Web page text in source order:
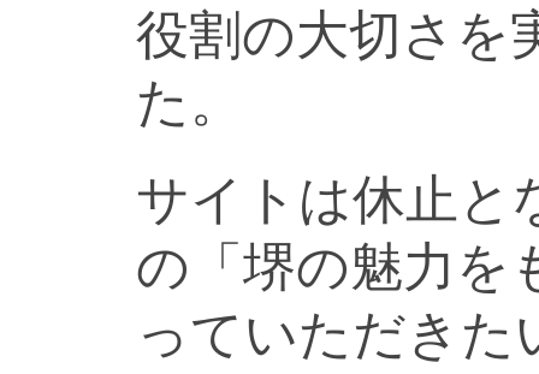
役割の大切さを
た。
サイトは休止と
の「堺の魅力を
っていただきた